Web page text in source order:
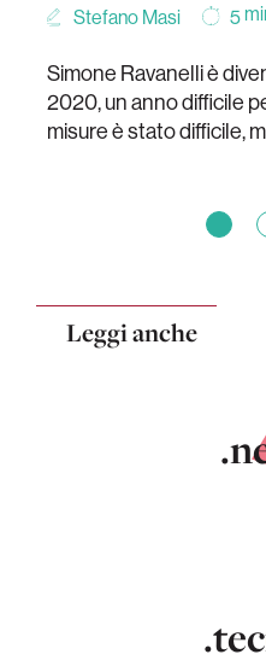
Stefano Masi 5
Simone Ravanelli è
2020, un anno difficile
misure è stato difficile,
Leggi anche